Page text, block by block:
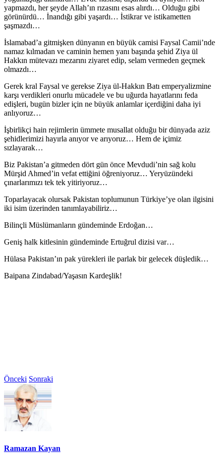
yapmazdı, her şeyde Allah’ın rızasını esas alırdı… Olduğu gibi
görünürdü… İnandığı gibi yaşardı… İstikrar ve istikametten
şaşmazdı…
İslamabad’a gitmişken dünyanın en büyük camisi Faysal Camii’nde
namaz kılmadan ve caminin hemen yanı başında şehid Ziya ül
Hakkın mütevazı mezarını ziyaret edip, selam vermeden geçmek
olmazdı…
Gerek kral Faysal ve gerekse Ziya ül-Hakkın Batı emperyalizmine
karşı verdikleri onurlu mücadele ve bu uğurda hayatlarını feda
edişleri, bugün bizler için ne büyük anlamlar içerdiğini daha iyi
anlıyoruz…
İşbirlikçi hain rejimlerin ümmete musallat olduğu bir dünyada aziz
şehidlerimizi hayırla anıyor ve arıyoruz… Hem de içimiz
sızlayarak…
Biz Pakistan’a gitmeden dört gün önce Mevdudi’nin sağ kolu
Mürşid Ahmed’in vefat ettiğini öğreniyoruz… Yeryüzündeki
çınarlarımızı tek tek yitiriyoruz…
Toparlayacak olursak Pakistan toplumunun Türkiye’ye olan ilgisini
iki isim üzerinden tanımlayabiliriz…
Bilinçli Müslümanların gündeminde Erdoğan…
Geniş halk kitlesinin gündeminde Ertuğrul dizisi var…
Hülasa Pakistan’ın pak yürekleri ile parlak bir gelecek düşledik…
Baipana Zindabad/Yaşasın Kardeşlik!
Önceki Sonraki
Ramazan Kayan